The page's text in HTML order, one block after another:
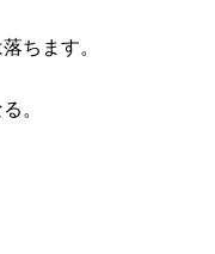
ちます。
。